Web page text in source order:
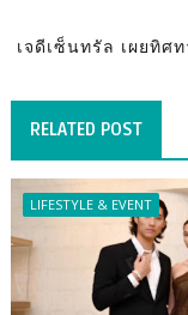
เจดีเซ็นทรัล เผยทิศ
RELATED POST
LIFESTYLE & EVENT